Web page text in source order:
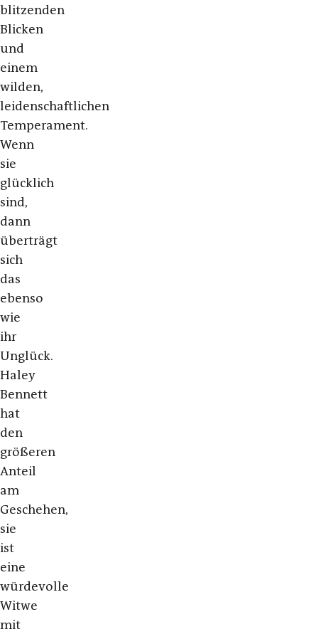
blitzenden
Blicken
und
einem
wilden,
leidenschaftlichen
Temperament.
Wenn
sie
glücklich
sind,
dann
überträgt
sich
das
ebenso
wie
ihr
Unglück.
Haley
Bennett
hat
den
größeren
Anteil
am
Geschehen,
sie
ist
eine
würdevolle
Witwe
mit